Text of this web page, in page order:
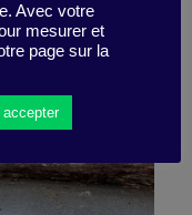
Avec votre
mesurer et
page sur la
accepter